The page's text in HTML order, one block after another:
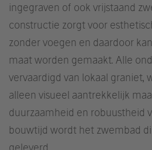
ingegraven of ook vrijstaand
constructie zorgt voor
zonder voegen en daardoor
maat worden gemaakt. Alle
vervaardigd van lokaal graniet,
alleen visueel aantrekkelijk
duurzaamheid en robuustheid
bouwtijd wordt het zwembad
geleverd.